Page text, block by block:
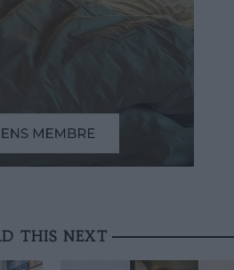
THIS NEXT